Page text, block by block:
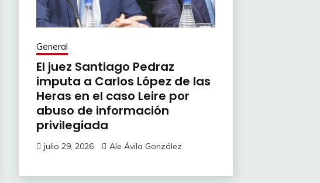
General
El juez Santiago Pedraz
imputa a Carlos López de las
Heras en el caso Leire por
abuso de información
privilegiada
julio 29, 2026 Ale Ávila González